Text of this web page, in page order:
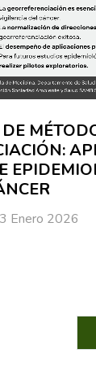
Enero 2026
EVALUACIÓN